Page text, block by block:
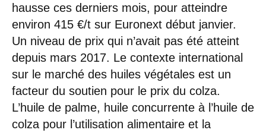
hausse ces derniers mois, pour atteindre
environ 415 €/t sur Euronext début janvier.
Un niveau de prix qui n’avait pas été atteint
depuis mars 2017. Le contexte international
sur le marché des huiles végétales est un
facteur du soutien pour le prix du colza.
L’huile de palme, huile concurrente à l’huile de
colza pour l’utilisation alimentaire et la